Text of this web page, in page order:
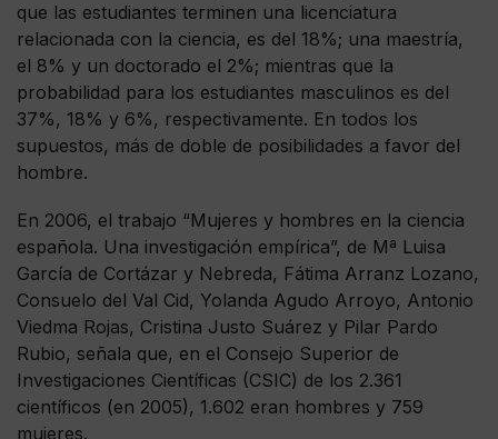
que las estudiantes terminen una licenciatura
relacionada con la ciencia, es del 18%; una maestría,
el 8% y un doctorado el 2%; mientras que la
probabilidad para los estudiantes masculinos es del
37%, 18% y 6%, respectivamente. En todos los
supuestos, más de doble de posibilidades a favor del
hombre.
En 2006, el trabajo “Mujeres y hombres en la ciencia
española. Una investigación empírica”, de Mª Luisa
García de Cortázar y Nebreda, Fátima Arranz Lozano,
Consuelo del Val Cid, Yolanda Agudo Arroyo, Antonio
Viedma Rojas, Cristina Justo Suárez y Pilar Pardo
Rubio, señala que, en el Consejo Superior de
Investigaciones Científicas (CSIC) de los 2.361
científicos (en 2005), 1.602 eran hombres y 759
mujeres.